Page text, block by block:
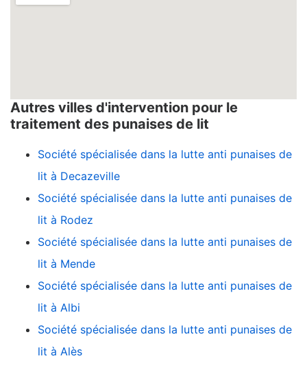
Autres villes d'intervention pour le
traitement des punaises de lit
Société spécialisée dans la lutte anti punaises de
lit à Decazeville
Société spécialisée dans la lutte anti punaises de
lit à Rodez
Société spécialisée dans la lutte anti punaises de
lit à Mende
Société spécialisée dans la lutte anti punaises de
lit à Albi
Société spécialisée dans la lutte anti punaises de
lit à Alès